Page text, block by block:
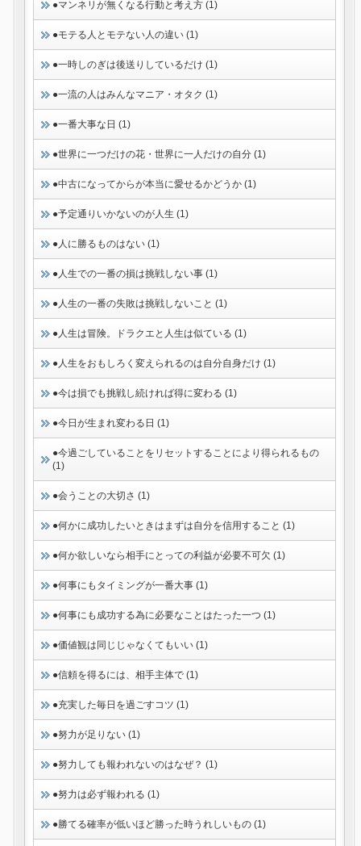
●マンネリが無くなる行動と考え方 (1)
●モテる人とモテない人の違い (1)
●一時しのぎは後送りしているだけ (1)
●一流の人はみんなマニア・オタク (1)
●一番大事な日 (1)
●世界に一つだけの花・世界に一人だけの自分 (1)
●中古になってからが本当に愛せるかどうか (1)
●予定通りいかないのが人生 (1)
●人に勝るものはない (1)
●人生での一番の損は挑戦しない事 (1)
●人生の一番の失敗は挑戦しないこと (1)
●人生は冒険。ドラクエと人生は似ている (1)
●人生をおもしろく変えられるのは自分自身だけ (1)
●今は損でも挑戦し続ければ得に変わる (1)
●今日が生まれ変わる日 (1)
●今過ごしていることをリセットすることにより得られるもの
(1)
●会うことの大切さ (1)
●何かに成功したいときはまずは自分を信用すること (1)
●何か欲しいなら相手にとっての利益が必要不可欠 (1)
●何事にもタイミングが一番大事 (1)
●何事にも成功する為に必要なことはたった一つ (1)
●価値観は同じじゃなくてもいい (1)
●信頼を得るには、相手主体で (1)
●充実した毎日を過ごすコツ (1)
●努力が足りない (1)
●努力しても報われないのはなぜ？ (1)
●努力は必ず報われる (1)
●勝てる確率が低いほど勝った時うれしいもの (1)